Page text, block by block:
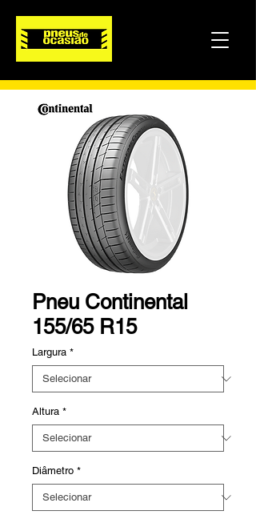
Pneu Continental
155/65 R15
Largura *
Altura *
Diâmetro *